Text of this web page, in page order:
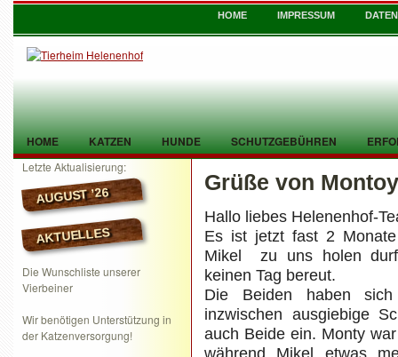
HOME IMPRESSUM
HOME KATZEN HUNDE SCHUTZGEBÜHREN
TIER GEFUNDEN KONTAKT
Letzte Aktualisierung:
AUGUST ’26
AKTUELLES
Die Wunschliste unserer
Vierbeiner
Wir benötigen Unterstützung in
der Katzenversorgung!
Grüße von
Hallo liebes Helenenhof-
Es ist jetzt fast 2
Mikel zu uns holen
keinen Tag bereut.
Die Beiden haben
inzwischen ausgiebige
auch Beide ein. Monty
während Mikel etwas